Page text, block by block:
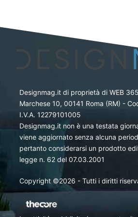
Designmag.it di proprietà di WEB
Marchese 10, 00141 Roma (RM) -
I.V.A. 12279101005
Designmag.it non è una testata
viene aggiornato senza alcuna
pertanto considerarsi un prodotto
legge n. 62 del 07.03.2001
Copyright ©2026 - Tutti i diritti